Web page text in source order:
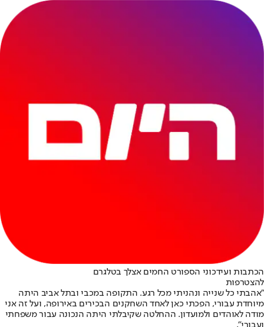
הכתבות ועידכוני הספורט החמים אצלך בטלגרם
להצטרפות
"אהבתי כל שנייה ונהניתי מכל רגע. התקופה במכבי ובתל אביב היתה
מיוחדת עבורי, הפכתי כאן לאחד השחקנים הבכירים באירופה, ועל זה אני
מודה לאוהדים ולמועדון. ההחלטה שקיבלתי היתה הנכונה עבור משפחתי